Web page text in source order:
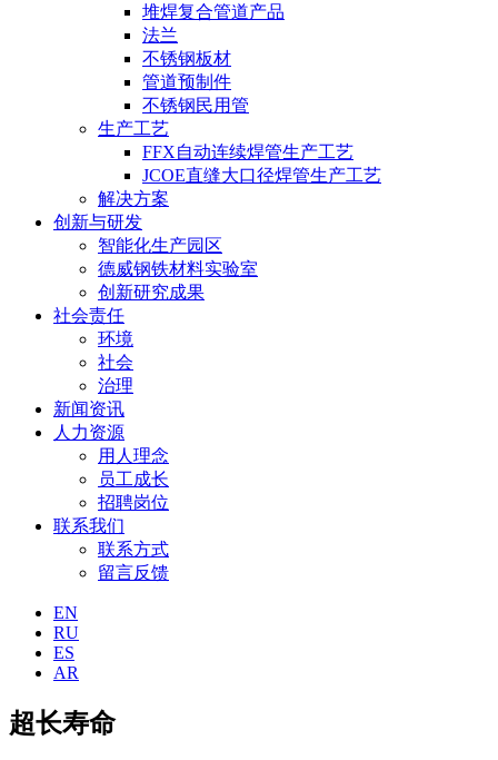
堆焊复合管道产品
法兰
不锈钢板材
管道预制件
不锈钢民用管
生产工艺
FFX自动连续焊管生产工艺
JCOE直缝大口径焊管生产工艺
解决方案
创新与研发
智能化生产园区
德威钢铁材料实验室
创新研究成果
社会责任
环境
社会
治理
新闻资讯
人力资源
用人理念
员工成长
招聘岗位
联系我们
联系方式
留言反馈
EN
RU
ES
AR
超长寿命